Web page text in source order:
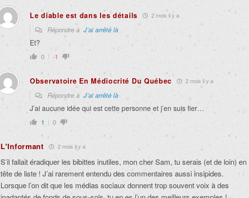
Le diable est dans les détails 2 mois il y a
Répondre à J’ai arrêté là
Et?
0 -1
Observatoire En Médiocrité Du Québec 2 mois il y a
Répondre à J’ai arrêté là
J’ai aucune idée qui est cette personne et j’en suis fier…
1 0
L'Informant 2 mois il y a
S’il fallait éradiquer les bibittes inutiles, mon cher Sam, tu serais (et de loin) en
tête de liste ! J’ai rarement entendu des commentaires aussi insipides.
Lorsque l’on dit que les médias sociaux donnent trop souvent voix à des